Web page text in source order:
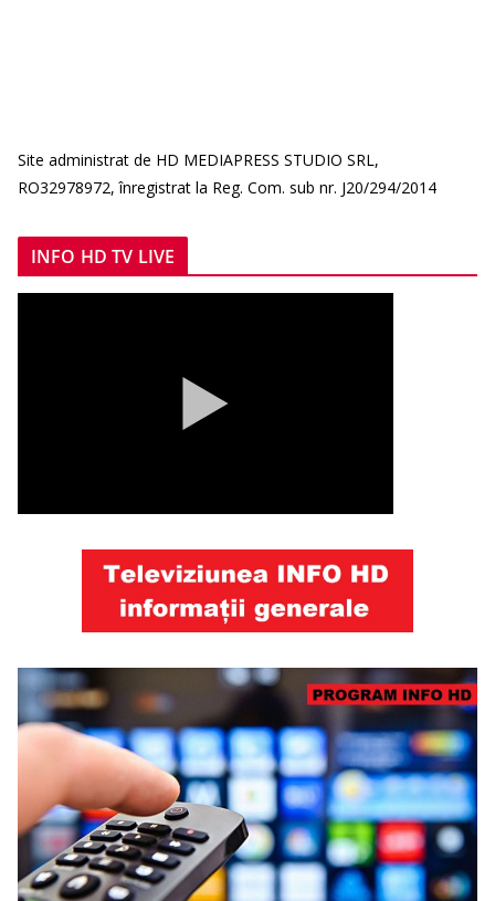
Site administrat de HD MEDIAPRESS STUDIO SRL,
RO32978972, înregistrat la Reg. Com. sub nr. J20/294/2014
INFO HD TV LIVE